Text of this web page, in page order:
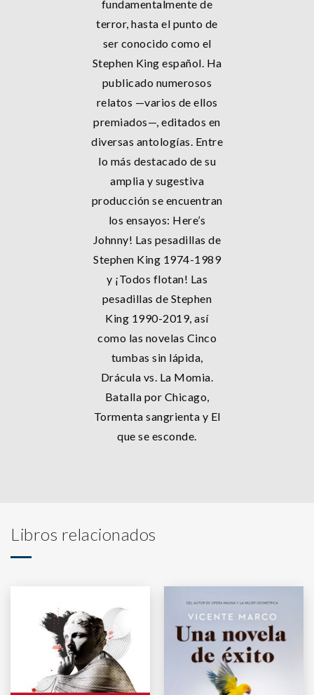
fundamentalmente de
terror, hasta el punto de
ser conocido como el
Stephen King español. Ha
publicado numerosos
relatos —varios de ellos
premiados—, editados en
diversas antologías. Entre
lo más destacado de su
amplia y sugestiva
producción se encuentran
los ensayos: Here’s
Johnny! Las pesadillas de
Stephen King 1974-1989
y ¡Todos flotan! Las
pesadillas de Stephen
King 1990-2019, así
como las novelas Cinco
tumbas sin lápida,
Drácula vs. La Momia.
Batalla por Chicago,
Tormenta sangrienta y El
que se esconde.
Libros relacionados